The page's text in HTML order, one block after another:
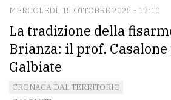
MERCOLEDÌ, 15 OTTOBRE 2025 - 17:10
La tradizione della
Brianza: il prof.
Galbiate
CRONACA DAL TERRITORIO